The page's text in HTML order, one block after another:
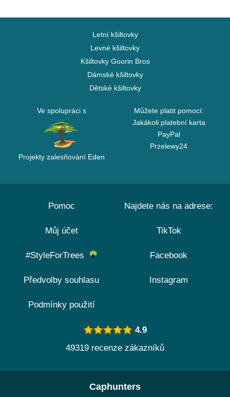
Letní kšiltovky
Levné kšiltovky
Kšiltovky Goorin Bros
Dámské kšiltovky
Dětské kšiltovky
Ve spolupráci s
Projekty zalesňování Eden
Můžete platit pomocí:
Jakákoli platební karta
PayPal
Przelewy24
Pomoc
Můj účet
#StyleForTrees
Předvolby souhlasu
Podmínky použití
Najdete nás na adrese:
TikTok
Facebook
Instagram
4.9
49319 recenze zákazníků
Caphunters